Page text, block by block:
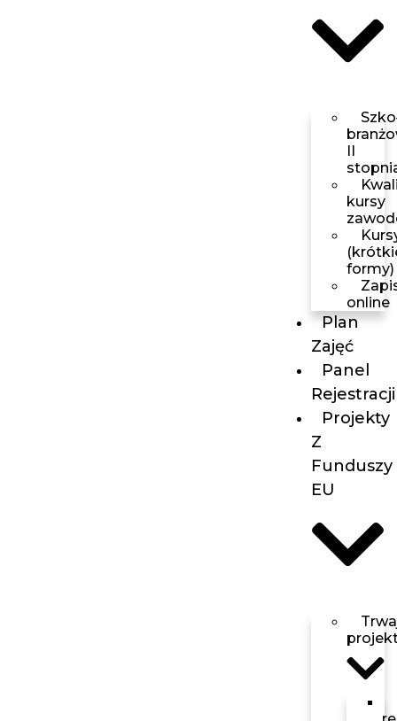
kursy
formy)
online
Plan
Zajęć
Panel
Rejestracji
Projekty
Z
Funduszy
EU